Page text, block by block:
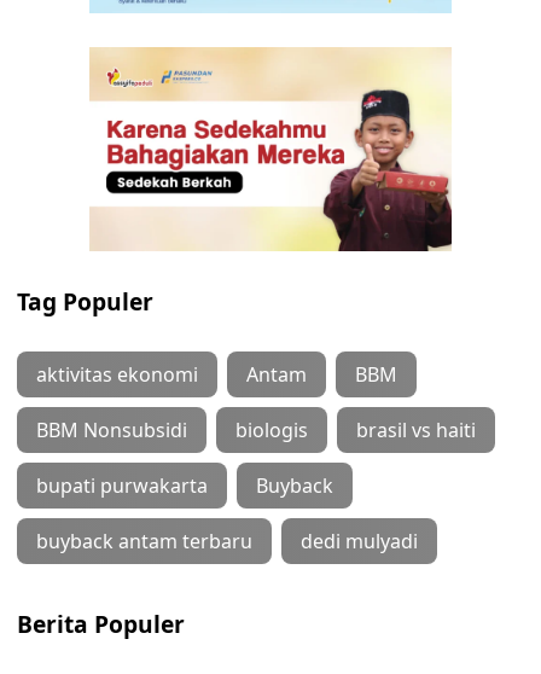
Tag Populer
aktivitas ekonomi Antam BBM
BBM Nonsubsidi biologis brasil vs haiti
bupati purwakarta Buyback
buyback antam terbaru dedi mulyadi
Berita Populer